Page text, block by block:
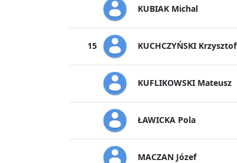
KUBIAK Michal
15 KUCHCZYŃSKI Krzysztof
KUFLIKOWSKI Mateusz
ŁAWICKA Pola
MACZAN Józef